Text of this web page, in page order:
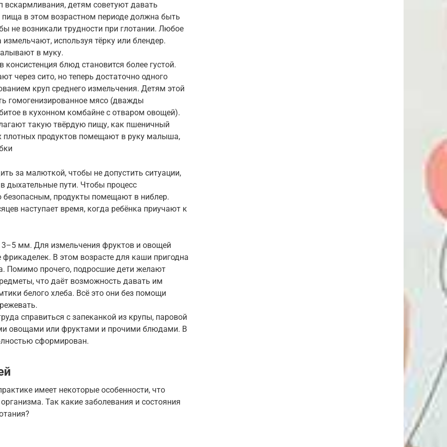
вскармливания, детям советуют давать
в этом возрастном периоде должна быть
не возникали трудности при глотании. Любое
используя тёрку или блендер.
в муку.
блюд становится более густой.
через сито, но теперь достаточно одного
круп среднего измельчения. Детям этой
гомогенизированное мясо (дважды
в кухонном комбайне с отваром овощей).
такую твёрдую пищу, как пшеничный
плотных продуктов помещают в руку малыша,
за малюткой, чтобы не допустить ситуации,
дыхательные пути. Чтобы процесс
продукты помещают в ниблер.
наступает время, когда ребёнка приучают к
мм. Для измельчения фруктов и овощей
В этом возрасте для каши пригодна
Помимо прочего, подросшие дети желают
что даёт возможность давать им
белого хлеба. Всё это они без помощи
справиться с запеканкой из крупы, паровой
овощами или фруктами и прочими блюдами. В
сформирован.
имеет некоторые особенности, что
Так какие заболевания и состояния